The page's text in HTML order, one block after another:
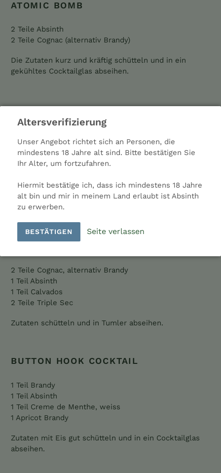
Altersverifizierung
Unser Angebot richtet sich an Personen, die
mindestens 18 Jahre alt sind. Bitte bestätigen Sie
Ihr Alter, um fortzufahren.
Hiermit bestätige ich, dass ich mindestens 18 Jahre
alt bin und mir in meinem Land erlaubt ist Absinth
zu erwerben.
BESTÄTIGEN Seite verlassen
ATOMIC BOMB
2 Teile Absinth
2 Teile Cognac (alternativ Brandy)
Die Zutaten kurz und kräftig schütteln und in ein
gekühltes Cocktailglas abseihen.
BAHIA COCKTAIL
1 Teil Absinth
2 Teile trockener Vermouth
3 Spritzer Orangenbitter
Rühren, abseihen, die Zitronenschale über dem
Cocktail ausdrücken und dann auch in das Glas geben.
2 Teile Cognac, alternativ Brandy
1 Teil Absinth
1 Teil Calvados
2 Teile Triple Sec
Zutaten schütteln und in Tumler abseihen.
BUTTON HOOK COCKTAIL
1 Teil Brandy
1 Teil Absinth
1 Teil Creme de Menthe, weiss
1 Apricot Brandy
Zutaten mit Eis gut schütteln und in ein Cocktailglas
abseihen.